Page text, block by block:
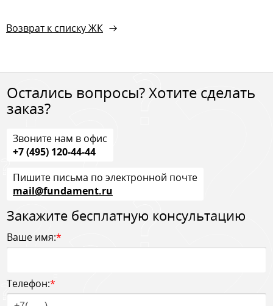
Возврат к списку ЖК
Остались вопросы? Хотите сделать
заказ?
Звоните нам в офис
+7 (495) 120-44-44
Пишите письма по электронной почте
mail@fundament.ru
Закажите бесплатную консультацию
Ваше имя:*
Телефон:*